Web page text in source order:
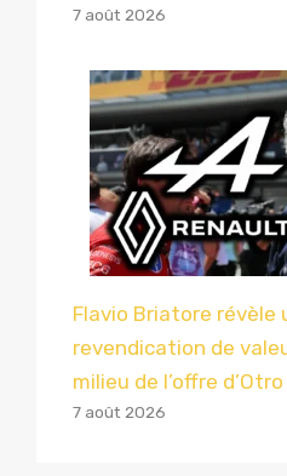
7 août 2026
Flavio Briatore révèle
revendication de
milieu de l’offre d’Otro
7 août 2026